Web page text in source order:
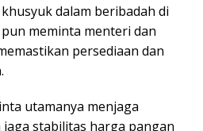
dalam beribadah di
meminta menteri dan
persediaan dan
utamanya menjaga
stabilitas harga pangan